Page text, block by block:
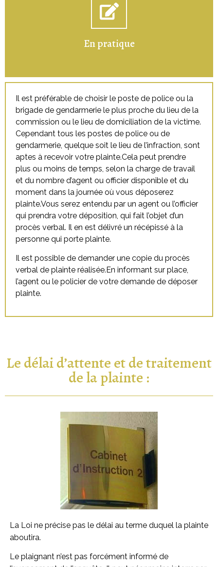
En pratique
Il est préférable de choisir le poste de police ou la
brigade de gendarmerie le plus proche du lieu de la
commission ou le lieu de domiciliation de la victime.
Cependant tous les postes de police ou de
gendarmerie, quelque soit le lieu de l’infraction, sont
aptes à recevoir votre plainte.Cela peut prendre
plus ou moins de temps, selon la charge de travail
et du nombre d’agent ou officier disponible et du
moment dans la journée où vous déposerez
plainte.Vous serez entendu par un agent ou l’officier
qui prendra votre déposition, qui fait l’objet d’un
procès verbal. Il en est délivré un récépissé à la
personne qui porte plainte.
Il est possible de demander une copie du procès
verbal de plainte réalisée.En informant sur place,
l’agent ou le policier de votre demande de déposer
plainte.
Le délai d’attente et de traitement
de la plainte :
La Loi ne précise pas le délai au terme duquel la plainte
aboutira.
Le plaignant n’est pas forcément informé de